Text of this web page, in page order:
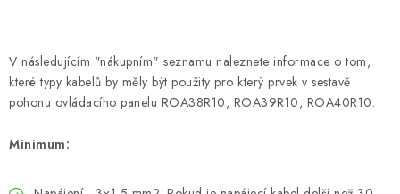
KŘÍDLOVÉ BRÁNY A BRANKY
ZÁVĚSNÉ BRÁNY
KONSTRUKČNÍ PROFILY
V následujícím "nákupním" seznamu naleznete informace o tom,
které typy kabelů by měly být použity pro který prvek v sestavě
pohonu ovládacího panelu ROA38R10, ROA39R10, ROA40R10:
Minimum: